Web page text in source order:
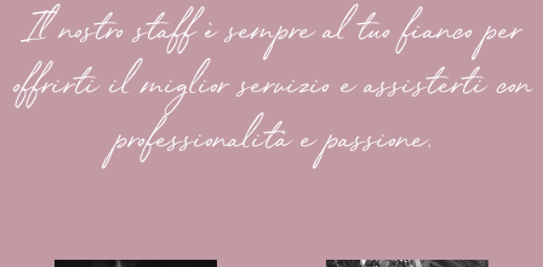
Il nostro staff è sempre al tuo fianco per
offrirti il miglior servizio e assisterti con
professionalità e passione.